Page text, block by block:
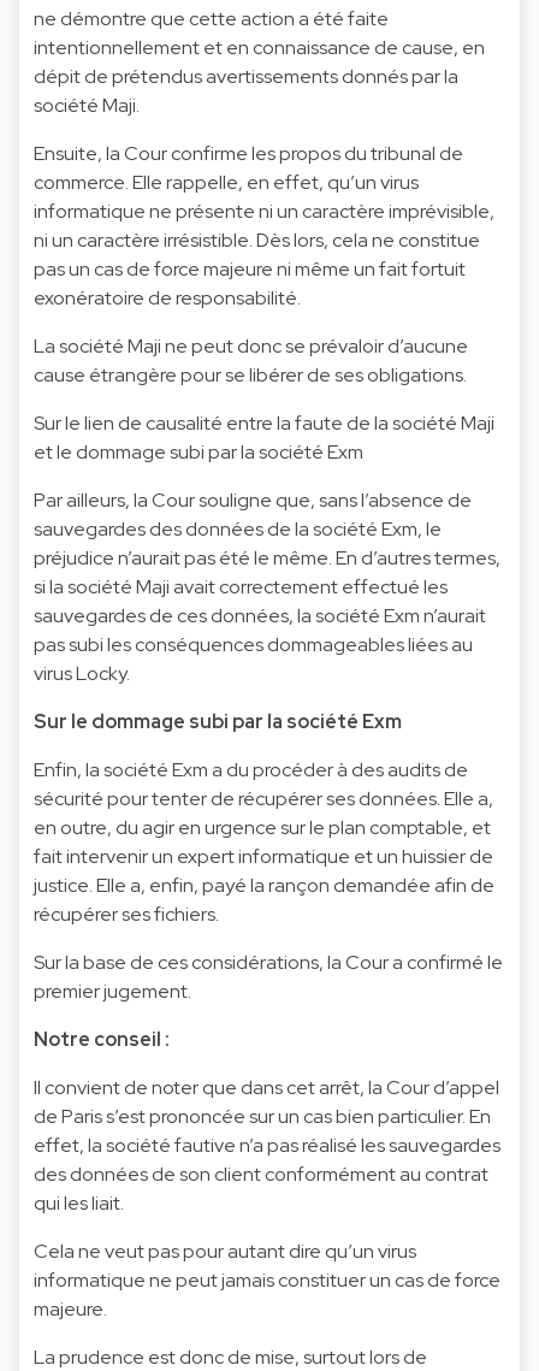
ne démontre que cette action a été faite
intentionnellement et en connaissance de cause, en
dépit de prétendus avertissements donnés par la
société Maji.
Ensuite, la Cour confirme les propos du tribunal de
commerce. Elle rappelle, en effet, qu’un virus
informatique ne présente ni un caractère imprévisible,
ni un caractère irrésistible. Dès lors, cela ne constitue
pas un cas de force majeure ni même un fait fortuit
exonératoire de responsabilité.
La société Maji ne peut donc se prévaloir d’aucune
cause étrangère pour se libérer de ses obligations.
Sur le lien de causalité entre la faute de la société Maji
et le dommage subi par la société Exm
Par ailleurs, la Cour souligne que, sans l’absence de
sauvegardes des données de la société Exm, le
préjudice n’aurait pas été le même. En d’autres termes,
si la société Maji avait correctement effectué les
sauvegardes de ces données, la société Exm n’aurait
pas subi les conséquences dommageables liées au
virus Locky.
Sur le dommage subi par la société Exm
Enfin, la société Exm a du procéder à des audits de
sécurité pour tenter de récupérer ses données. Elle a,
en outre, du agir en urgence sur le plan comptable, et
fait intervenir un expert informatique et un huissier de
justice. Elle a, enfin, payé la rançon demandée afin de
récupérer ses fichiers.
Sur la base de ces considérations, la Cour a confirmé le
premier jugement.
Notre conseil :
Il convient de noter que dans cet arrêt, la Cour d’appel
de Paris s’est prononcée sur un cas bien particulier. En
effet, la société fautive n’a pas réalisé les sauvegardes
des données de son client conformément au contrat
qui les liait.
Cela ne veut pas pour autant dire qu’un virus
informatique ne peut jamais constituer un cas de force
majeure.
La prudence est donc de mise, surtout lors de